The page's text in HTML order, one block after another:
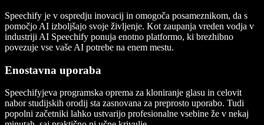
Speechify je v ospredju inovacij in omogoča posameznikom, da s
pomočjo AI izboljšajo svoje življenje. Kot zaupanja vreden vodja v
industriji AI Speechify ponuja enotno platformo, ki brezhibno
povezuje vse vaše AI potrebe na enem mestu.
Enostavna uporaba
Speechifyjeva programska oprema za kloniranje glasu in celovit
nabor studijskih orodij sta zasnovana za preprosto uporabo. Tudi
popolni začetniki lahko ustvarijo profesionalne vsebine že v nekaj